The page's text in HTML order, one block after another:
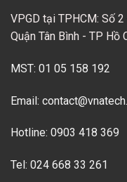
VPGD tại TPHCM: Số
Quận Tân Bình - TP Hồ
MST: 01 05 158 192
Email:
Hotline: 0903 418 369
Tel: 024 668 33 261